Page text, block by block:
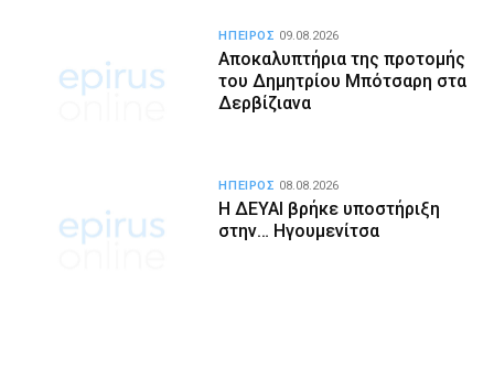
Αποκαλυπτήρια της προτομής
του Δημητρίου Μπότσαρη στα
Δερβίζιανα
ΗΠΕΙΡΟΣ 09.08.2026
Η ΔΕΥΑΙ βρήκε υποστήριξη
στην… Ηγουμενίτσα
ΗΠΕΙΡΟΣ 08.08.2026